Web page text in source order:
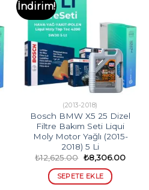
İndirim!
(2013-2018)
Bosch BMW X5 25 Dizel
Filtre Bakım Seti Liqui
Moly Motor Yağlı (2015-
2018) 5 Li
₺12,625.00 Orijinal
fiyat:
₺12,625.00.
₺8,306.00Şu
SEPETE EKLE